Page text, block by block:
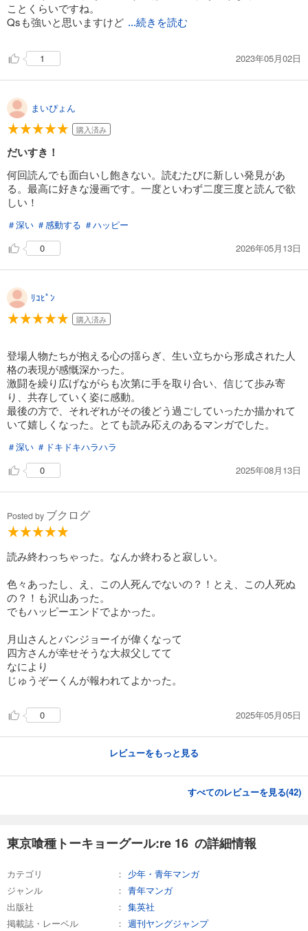
ことくらいですね。
Qsも強いと思いますけど ...続きを読む
1 2023年05月02日
まいぴょん
購入済み
だいすき！
何回読んでも面白いし飽きない。読むたびに新しい発見があ
る。最高に好きな漫画です。一度といわず二度三度と読んで欲
しい！
＃深い ＃感動する ＃ハッピー
0
2026年05月13日
ﾘｺﾋﾟﾝ
購入済み
登場人物たちが抱える心の揺らぎ、生い立ちから形成された人
格の表現が感慨深かった。
激闘を繰り広げながらも次第に手を取り合い、信じて歩み寄
り、共存していく姿に感動。
最後の方で、それぞれがその後どう過ごしていったか描かれて
いて嬉しくなった。とても読み応えのあるマンガでした。
＃深い ＃ドキドキハラハラ
0
2025年08月13日
Posted by ブクログ
読み終わっちゃった。なんか終わると寂しい。
色々あったし、え、この人死んでないの？！とえ、この人死ぬ
の？！も沢山あった。
でもハッピーエンドでよかった。
月山さんとバンジョーイが偉くなって
四方さんが幸せそうな大叔父してて
なにより
じゅうぞーくんが報われてよかった。
0 2025年05月05日
レビューをもっと見る
すべてのレビューを見る(42)
東京喰種トーキョーグール:re 16 の詳細情報
カテゴリ
少年・青年マンガ
ジャンル
青年マンガ
出版社
集英社
掲載誌・レーベル
週刊ヤングジャンプ